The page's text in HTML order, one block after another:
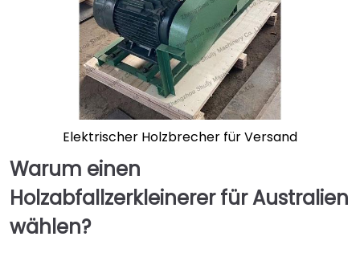
Elektrischer Holzbrecher für Versand
Warum einen
Holzabfallzerkleinerer für Australien
wählen?